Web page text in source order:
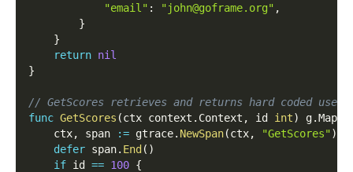
"email" : "john@goframe.org" ,
}
}
return nil
}
// GetScores retrieves and returns hard coded user
func GetScores (ctx context . Context , id int) g.Map
    ctx
, span := gtrace. NewSpan(ctx, "GetScores")
defer span. End ( )
if id == 100 {